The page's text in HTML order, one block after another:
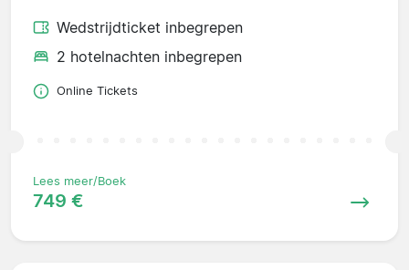
Wedstrijdticket inbegrepen
2 hotelnachten inbegrepen
Online Tickets
Lees meer/Boek
749 €